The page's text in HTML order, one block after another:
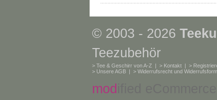
© 2003 - 2026
Teezubehör
> Tee & Geschirr von A-Z | > Kontakt | >
> Unsere AGB | > Widerrufsrecht und
mod